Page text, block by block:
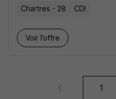
Chartres - 28 CDI
Voir l’offre